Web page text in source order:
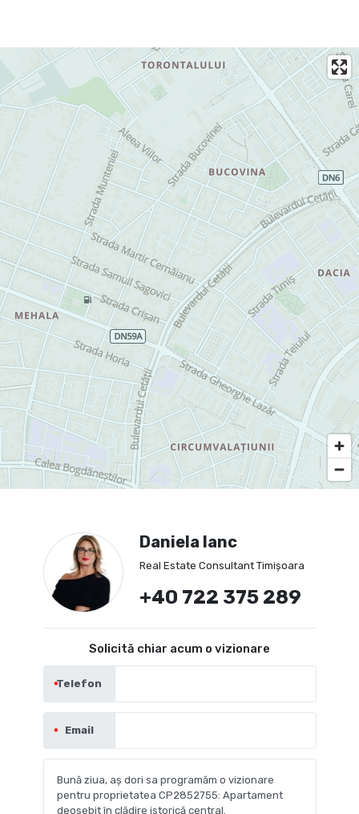
Daniela Ianc
Real Estate Consultant Timișoara
+40 722 375 289
Solicită chiar acum o vizionare
Telefon
Email